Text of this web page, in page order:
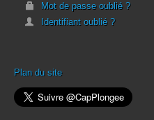
Mot de passe oublié ?
Identifiant oublié ?
Plan du site